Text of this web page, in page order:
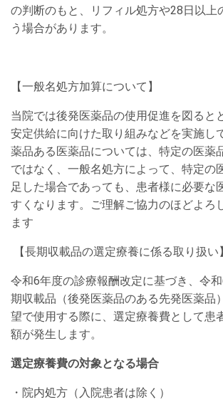
の判断のもと、リフィル処方や28日以上
う場合があります。
【一般名処方加算について】
当院では後発医薬品の使用促進を図ると
安定供給に向けた取り組みなどを実施し
薬品ある医薬品については、特定の医薬
ではなく、一般名処方によって、特定の
足した場合であっても、患者様に必要な
すくなります。ご理解ご協力のほどよろ
ます
【長期収載品の選定療養に係る取り扱い】
令和6年度の診療報酬改定に基づき、令
期収載品（後発医薬品のある先発医薬品
望で使用する際に、選定療養費として患
額が発生します。
選定療養費の対象となる場合
・院内処方（入院患者は除く）